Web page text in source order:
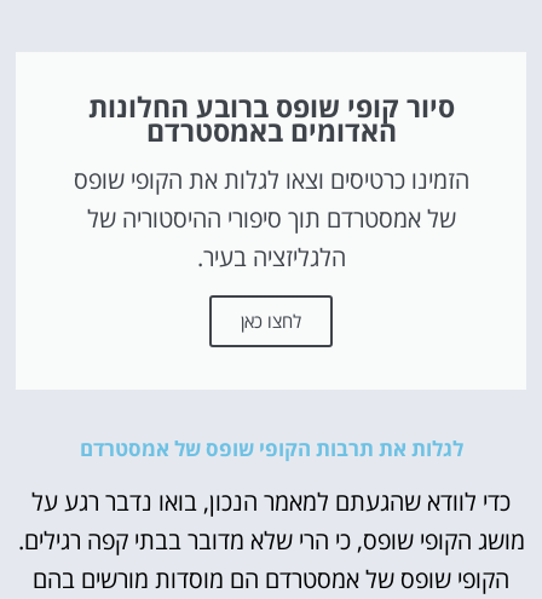
סיור קופי שופס ברובע החלונות
האדומים באמסטרדם
הזמינו כרטיסים וצאו לגלות את הקופי שופס
של אמסטרדם תוך סיפורי ההיסטוריה של
הלגליזציה בעיר.
לחצו כאן
לגלות את תרבות הקופי שופס של אמסטרדם
כדי לוודא שהגעתם למאמר הנכון, בואו נדבר רגע על
מושג הקופי שופס, כי הרי שלא מדובר בבתי קפה רגילים.
הקופי שופס של אמסטרדם הם מוסדות מורשים בהם